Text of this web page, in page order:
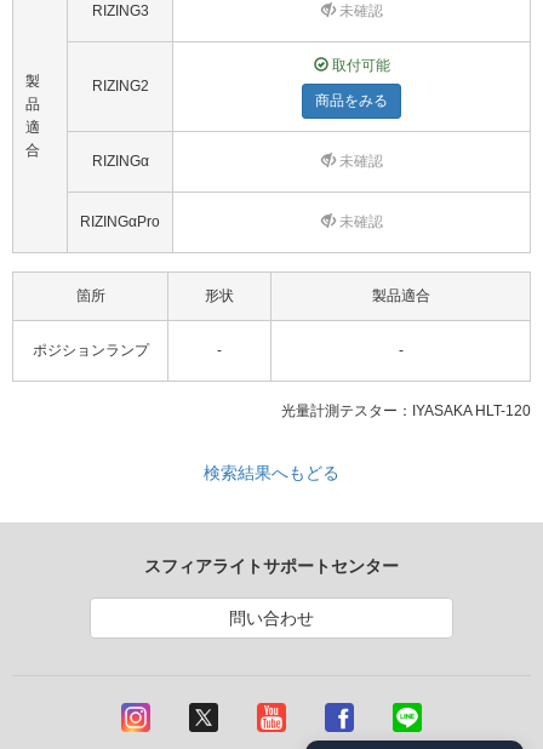
製
品
適
合
RIZING3 未確認
RIZING2
取付可能
商品をみる
RIZINGα 未確認
RIZINGαPro 未確認
箇所 形状 製品適合
ポジションランプ - -
光量計測テスター：IYASAKA HLT-120
検索結果へもどる
スフィアライトサポートセンター
問い合わせ